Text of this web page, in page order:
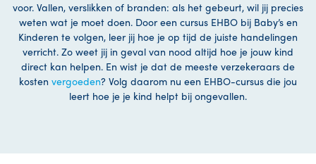
voor. Vallen, verslikken of branden: als het gebeurt, wil jij precies
weten wat je moet doen. Door een cursus EHBO bij Baby’s en
Kinderen te volgen, leer jij hoe je op tijd de juiste handelingen
verricht. Zo weet jij in geval van nood altijd hoe je jouw kind
direct kan helpen. En wist je dat de meeste verzekeraars de
kosten vergoeden? Volg daarom nu een EHBO-cursus die jou
leert hoe je je kind helpt bij ongevallen.